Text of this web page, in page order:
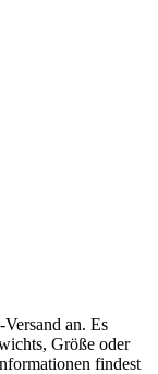
an. Es
Größe oder
findest